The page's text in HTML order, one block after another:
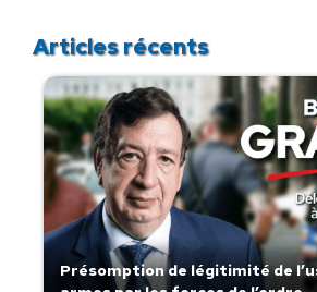
Articles récents
Présomption de légitimité de